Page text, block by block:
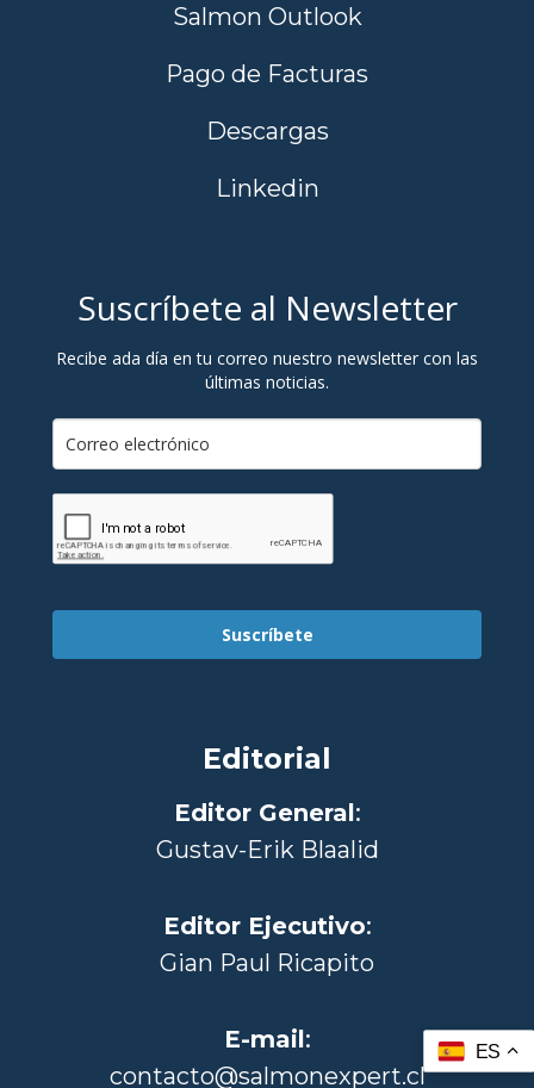
Salmon Outlook
Pago de Facturas
Descargas
Linkedin
Suscríbete al Newsletter
Recibe ada día en tu correo nuestro newsletter con las
últimas noticias.
Suscríbete
Editorial
Editor General:
Gustav-Erik Blaalid
Editor Ejecutivo:
Gian Paul Ricapito
E-mail:
contacto@salmonexpert.cl
ES